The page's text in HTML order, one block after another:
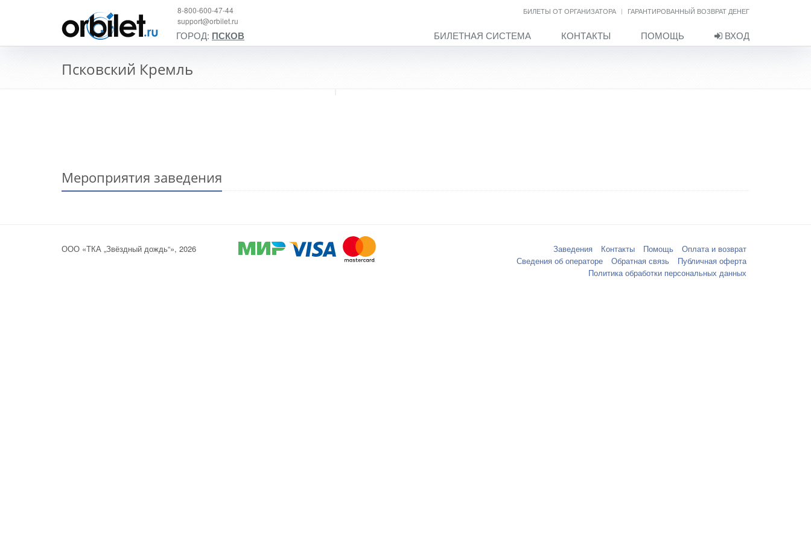
БИЛЕТЫ ОТ ОРГАНИЗАТОРА ГАРАНТИРОВАННЫЙ ВОЗВРАТ ДЕНЕГ
8-800-600-47-44
support@orbilet.ru
ГОРОД: ПСКОВ БИЛЕТНАЯ СИСТЕМА КОНТАКТЫ ПОМОЩЬ ВХОД
Псковский Кремль
Мероприятия заведения
ООО «ТКА „Звёздный дождь“», 2026 Заведения Контакты Помощь
Оплата и возврат
Сведения об операторе
Обратная связь
Публичная оферта
Политика обработки персональных данных